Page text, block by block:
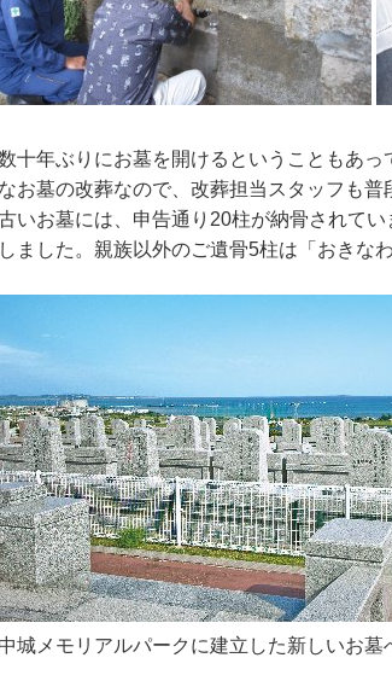
十年ぶりにお墓を開けるということもあ
なお墓の改葬なので、改葬担当スタッフも普
いお墓には、申告通り20柱が納骨されて
しました。親族以外のご遺骨5柱は「おきな
中城メモリアルパークに建立した新しいお墓